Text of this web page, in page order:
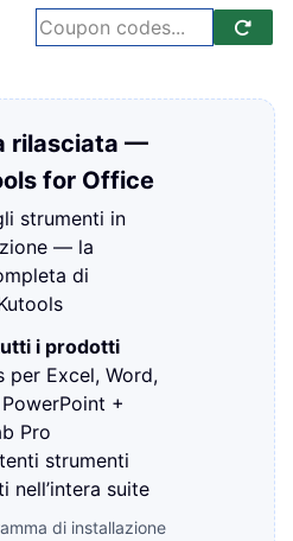
rilasciata —
for Office
strumenti in
— la
di
i prodotti
per Excel, Word,
+
Pro
strumenti
nell’intera suite
di installazione